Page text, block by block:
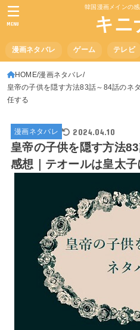
韓国漫画メインの
キニ
漫画ネタバレ ゲーム テレビ
MENU
HOME 漫画ネタバレ
皇帝の子供を隠す方法83話～84話のネ
任する
漫画ネタバレ 2024.04.10
皇帝の子供を隠す方法
感想｜テオールは皇太子